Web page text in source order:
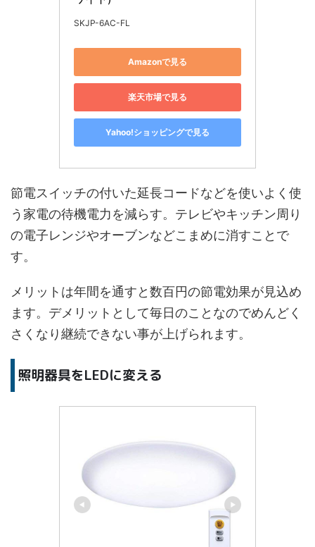
SKJP-6AC-FL
Amazonで見る
楽天市場で見る
Yahoo!ショッピングで見る
節電スイッチの付いた延長コードなどを使いよく使
う家電の待機電力を減らす。テレビやキッチン周り
の電子レンジやオーブンなどこまめに消すことで
す。
メリットは年間を通すと数百円の節電効果が見込め
ます。デメリットとして毎日のことなのでめんどく
さくなり継続できない事が上げられます。
照明器具をLEDに変える